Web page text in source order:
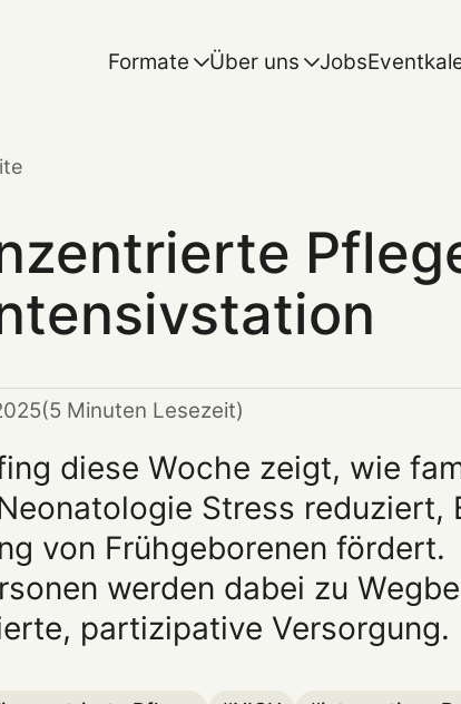
Formate Über uns Jobs
(5 Minuten Lesezeit)
diese Woche zeigt, wie
Stress reduziert,
von Frühgeborenen fördert.
werden dabei zu
partizipative Versorgung.